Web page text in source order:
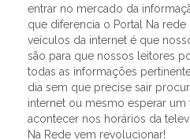
entrar no mercado da
que diferencia o Portal Na rede
veículos da internet é que
são para que nossos leitores
todas as informações
dia sem que precise sair
internet ou mesmo esperar um
acontecer nos horários da
Na Rede vem revolucionar!